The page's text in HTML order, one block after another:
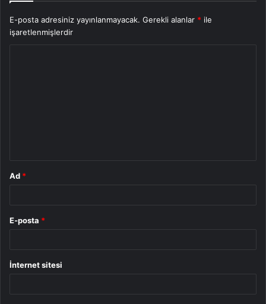
E-posta adresiniz yayınlanmayacak. Gerekli alanlar * ile
işaretlenmişlerdir
Ad *
E-posta *
İnternet sitesi